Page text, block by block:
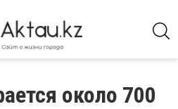
около 700